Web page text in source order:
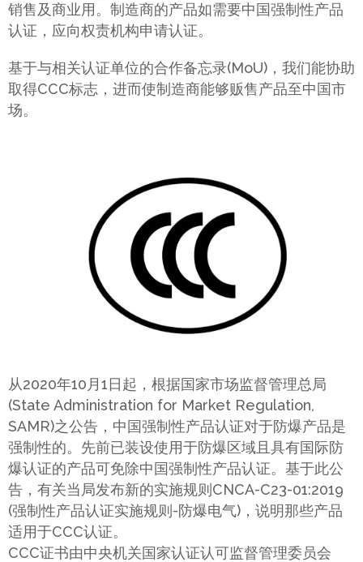
销售及商业用。制造商的产品如需要中国强制性产品
认证，应向权责机构申请认证。
基于与相关认证单位的合作备忘录(MoU)，我们能协助
取得CCC标志，进而使制造商能够贩售产品至中国市
场。
从2020年10月1日起，根据国家市场监督管理总局
(State Administration for Market Regulation,
SAMR)之公告，中国强制性产品认证对于防爆产品是
强制性的。先前已装设使用于防爆区域且具有国际防
爆认证的产品可免除中国强制性产品认证。基于此公
告，有关当局发布新的实施规则CNCA-C23-01:2019
(强制性产品认证实施规则-防爆电气)，说明那些产品
适用于CCC认证。
CCC证书由中央机关国家认证认可监督管理委员会